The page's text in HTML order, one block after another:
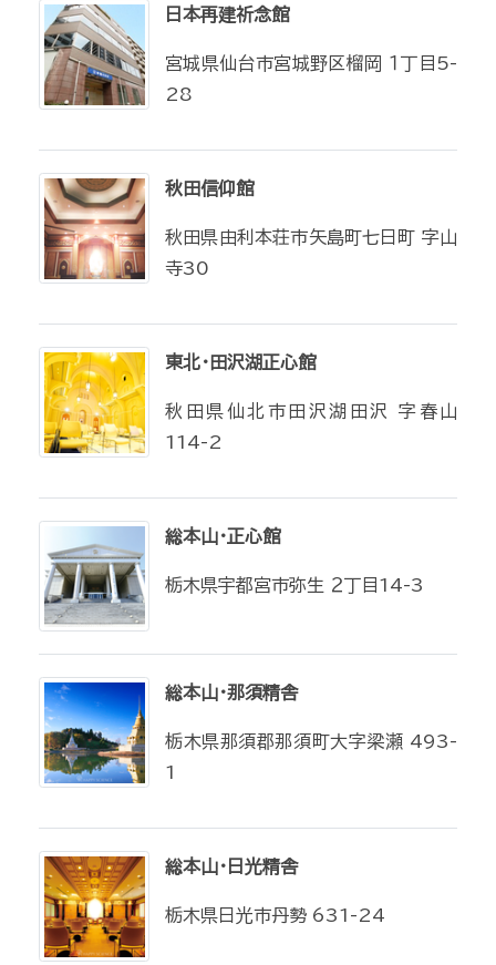
日本再建祈念館
宮城県仙台市宮城野区榴岡 １丁目5-
28
秋田信仰館
秋田県由利本荘市矢島町七日町 字山
寺30
東北・田沢湖正心館
秋田県仙北市田沢湖田沢 字春山
114-2
総本山・正心館
栃木県宇都宮市弥生 ２丁目14-3
総本山・那須精舎
栃木県那須郡那須町大字梁瀬 493-
1
総本山・日光精舎
栃木県日光市丹勢 631-24